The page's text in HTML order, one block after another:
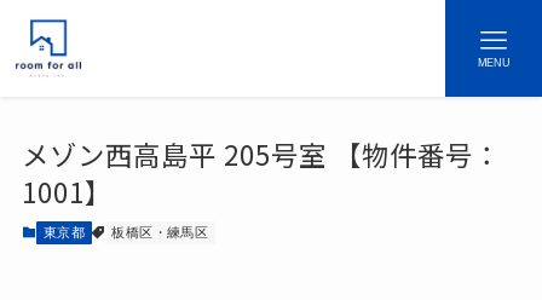
MENU
メゾン西高島平 205号室 【物件番号：
1001】
東京都 板橋区・練馬区